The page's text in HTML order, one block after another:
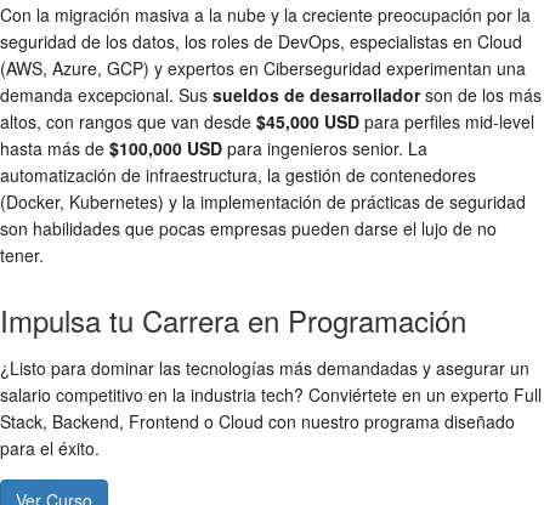
Con la migración masiva a la nube y la creciente preocupación por la
seguridad de los datos, los roles de DevOps, especialistas en Cloud
(AWS, Azure, GCP) y expertos en Ciberseguridad experimentan una
demanda excepcional. Sus sueldos de desarrolladorson de los más
altos, con rangos que van desde $45,000 USD para perfiles mid-level
hasta más de $100,000 USD para ingenieros senior. La
automatización de infraestructura, la gestión de contenedores
(Docker, Kubernetes) y la implementación de prácticas de seguridad
son habilidades que pocas empresas pueden darse el lujo de no
tener.
Impulsa tu Carrera en Programación
¿Listo para dominar las tecnologías más demandadas y asegurar un
salario competitivo en la industria tech? Conviértete en un experto Full
Stack, Backend, Frontend o Cloud con nuestro programa diseñado
para el éxito.
Ver Curso